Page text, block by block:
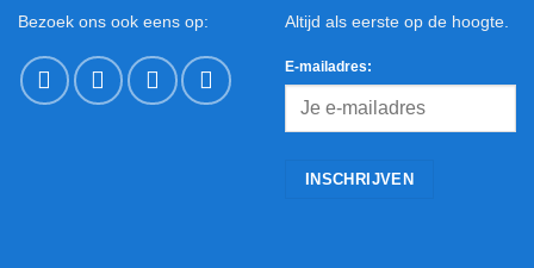
Bezoek ons ook eens op:
Altijd als eerste op de hoogte.
E-mailadres: